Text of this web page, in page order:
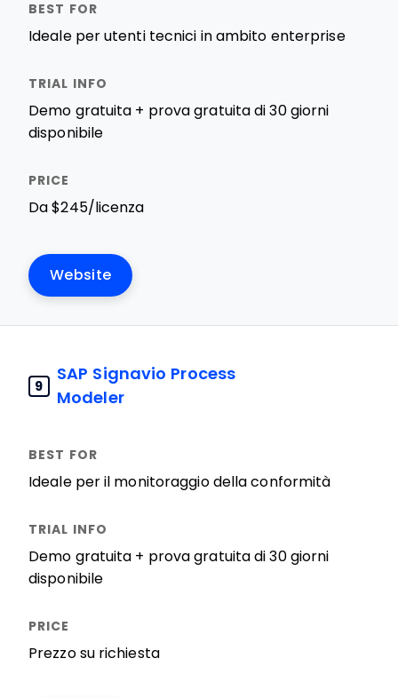
Ideale per utenti tecnici in ambito enterprise
Demo gratuita + prova gratuita di 30 giorni
disponibile
Da $245/licenza
Website
9
SAP Signavio Process
Modeler
Ideale per il monitoraggio della conformità
Demo gratuita + prova gratuita di 30 giorni
disponibile
Prezzo su richiesta